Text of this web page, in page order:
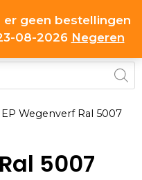
geen bestellingen
08-2026 Negeren
MENU
EP Wegenverf Ral 5007
5007